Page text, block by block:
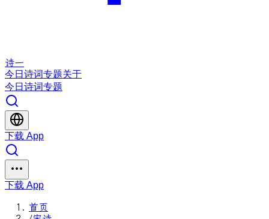
诗一
今日 诗词专题关于
今日 诗词专题
下载 App
下载 App
首页